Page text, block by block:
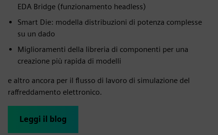
EDA Bridge (funzionamento headless)
Smart Die: modella distribuzioni di potenza complesse
su un dado
Miglioramenti della libreria di componenti per una
creazione più rapida di modelli
e altro ancora per il flusso di lavoro di simulazione del
raffreddamento elettronico.
Leggi il blog